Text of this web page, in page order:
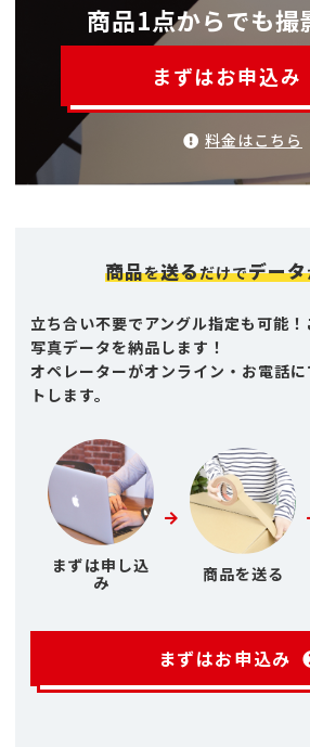
商品1点からでも撮
まずはお申込み
料金はこちら
商品を送るだけでデータ
立ち合い不要でアングル指定も可能
写真データを納品します！
オペレーターがオンライン・お電話
トします。
まずは申し込
み
商品を送る
まずはお申込み